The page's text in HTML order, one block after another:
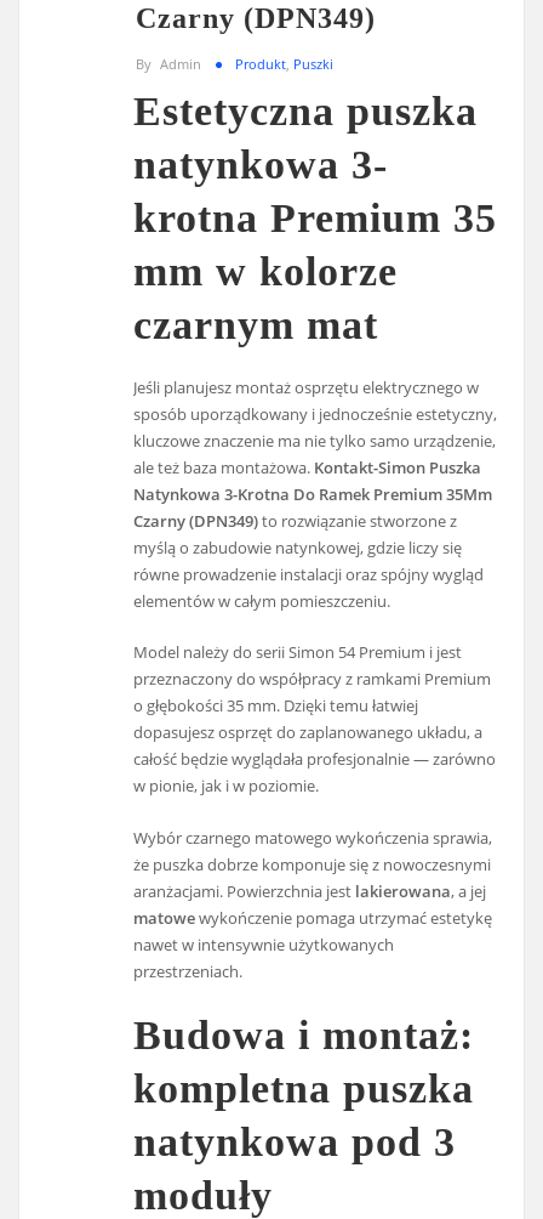
Czarny (DPN349)
By Admin Produkt Puszki
Estetyczna puszka
natynkowa 3-
krotna Premium 35
mm w kolorze
czarnym mat
Jeśli planujesz montaż osprzętu elektrycznego w
sposób uporządkowany i jednocześnie estetyczny,
kluczowe znaczenie ma nie tylko samo urządzenie,
ale też baza montażowa. Kontakt-Simon Puszka
Natynkowa 3-Krotna Do Ramek Premium 35Mm
Czarny (DPN349)to rozwiązanie stworzone z
myślą o zabudowie natynkowej, gdzie liczy się
równe prowadzenie instalacji oraz spójny wygląd
elementów w całym pomieszczeniu.
Model należy do serii Simon 54 Premium i jest
przeznaczony do współpracy z ramkami Premium
o głębokości 35 mm. Dzięki temu łatwiej
dopasujesz osprzęt do zaplanowanego układu, a
całość będzie wyglądała profesjonalnie — zarówno
w pionie, jak i w poziomie.
Wybór czarnego matowego wykończenia sprawia,
że puszka dobrze komponuje się z nowoczesnymi
aranżacjami. Powierzchnia jest lakierowana, a jej
matowewykończenie pomaga utrzymać estetykę
nawet w intensywnie użytkowanych
przestrzeniach.
Budowa i montaż:
kompletna puszka
natynkowa pod 3
moduły